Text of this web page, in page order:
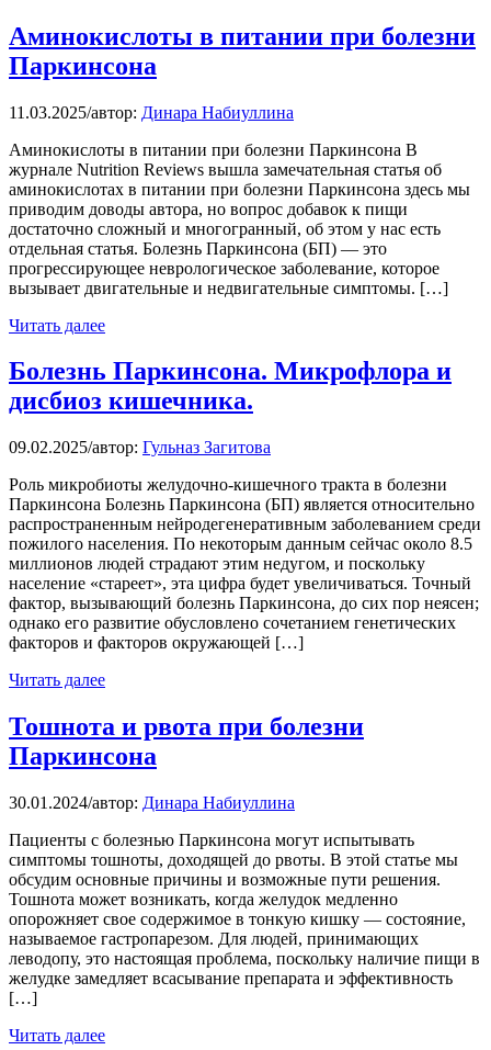
Аминокислоты в питании при болезни
Паркинсона
11.03.2025/автор: Динара Набиуллина
Аминокислоты в питании при болезни Паркинсона В
журнале Nutrition Reviews вышла замечательная статья об
аминокислотах в питании при болезни Паркинсона здесь мы
приводим доводы автора, но вопрос добавок к пищи
достаточно сложный и многогранный, об этом у нас есть
отдельная статья. Болезнь Паркинсона (БП) — это
прогрессирующее неврологическое заболевание, которое
вызывает двигательные и недвигательные симптомы. […]
Читать далее
Болезнь Паркинсона. Микрофлора и
дисбиоз кишечника.
09.02.2025/автор: Гульназ Загитова
Роль микробиоты желудочно-кишечного тракта в болезни
Паркинсона Болезнь Паркинсона (БП) является относительно
распространенным нейродегенеративным заболеванием среди
пожилого населения. По некоторым данным сейчас около 8.5
миллионов людей страдают этим недугом, и поскольку
население «стареет», эта цифра будет увеличиваться. Точный
фактор, вызывающий болезнь Паркинсона, до сих пор неясен;
однако его развитие обусловлено сочетанием генетических
факторов и факторов окружающей […]
Читать далее
Тошнота и рвота при болезни
Паркинсона
30.01.2024/автор: Динара Набиуллина
Пациенты с болезнью Паркинсона могут испытывать
симптомы тошноты, доходящей до рвоты. В этой статье мы
обсудим основные причины и возможные пути решения.
Тошнота может возникать, когда желудок медленно
опорожняет свое содержимое в тонкую кишку — состояние,
называемое гастропарезом. Для людей, принимающих
леводопу, это настоящая проблема, поскольку наличие пищи в
желудке замедляет всасывание препарата и эффективность
[…]
Читать далее